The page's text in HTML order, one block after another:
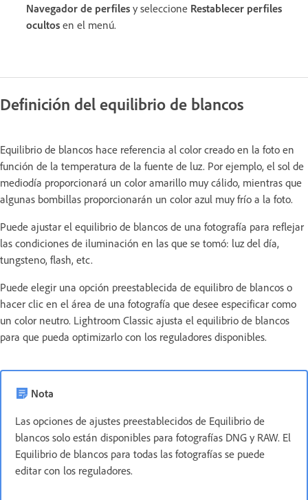
Navegador de perfiles y seleccione Restablecer perfiles
ocultos en el menú.
Definición del equilibrio de blancos
Equilibrio de blancos hace referencia al color creado en la foto en
función de la temperatura de la fuente de luz. Por ejemplo, el sol de
mediodía proporcionará un color amarillo muy cálido, mientras que
algunas bombillas proporcionarán un color azul muy frío a la foto.
Puede ajustar el equilibrio de blancos de una fotografía para reflejar
las condiciones de iluminación en las que se tomó: luz del día,
tungsteno, flash, etc.
Puede elegir una opción preestablecida de equilibro de blancos o
hacer clic en el área de una fotografía que desee especificar como
un color neutro. Lightroom Classic ajusta el equilibrio de blancos
para que pueda optimizarlo con los reguladores disponibles.
Nota
Las opciones de ajustes preestablecidos de Equilibrio de
blancos solo están disponibles para fotografías DNG y RAW. El
Equilibrio de blancos para todas las fotografías se puede
editar con los reguladores.